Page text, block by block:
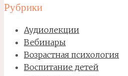
Рубрики
Аудиолекции
Вебинары
Возрастная психология
Воспитание детей